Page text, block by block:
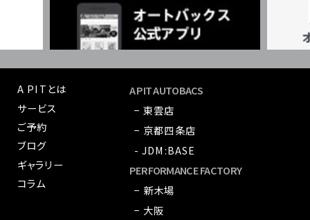
A PITとは
サービス
ご予約
ブログ
ギャラリー
コラム
A PIT AUTOBACS
− 東雲店
− 京都四条店
- JDM:BASE
PERFORMANCE FACTORY
− 新木場
− 大阪